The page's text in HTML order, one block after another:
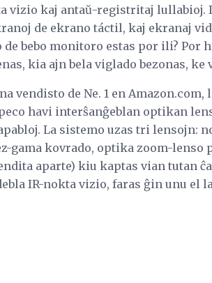
vizio kaj antaŭ-registritaj lullabioj.
de ekrano táctil, kaj ekranaj
de bebo monitoro estas por ili?
kia ajn bela viglado bezonas, ke
vendisto de Ne. 1 en
havi interŝanĝeblan optikan
La sistemo uzas tri lensojn:
gama kovrado, optika zoom-
aparte) kiu kaptas vian tutan
IR-nokta vizio, faras ĝin unu el